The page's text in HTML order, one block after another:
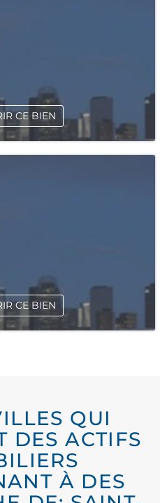
CE BIEN
CE BIEN
QUI
DES ACTIFS
À DES